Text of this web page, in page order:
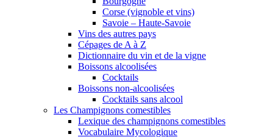
Corse (vignoble et vins)
Savoie – Haute-Savoie
Vins des autres pays
Cépages de A à Z
Dictionnaire du vin et de la vigne
Boissons alcoolisées
Cocktails
Boissons non-alcoolisées
Cocktails sans alcool
Les Champignons comestibles
Lexique des champignons comestibles
Vocabulaire Mycologique